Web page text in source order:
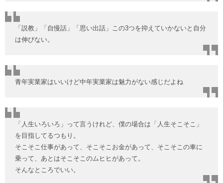
「説教」「自慢話」「思い出話」この3つを抑えていかないと自分
は伸びない。
青年実業家はいいけど中年実業家は魅力がない感じだよね
「人生いろいろ」って言うけれど、僕の場合は「人生そこそこ」
を目指してるつもり。
そこそこ仕事があって、そこそこお金があって、そこそこの車に
乗って、あとはそこそこのムヒヒがあって。
そんなところでいい。